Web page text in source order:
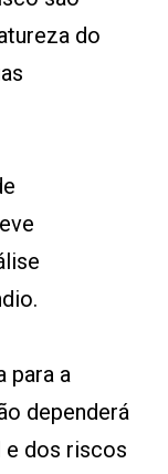
do
para a
dependerá
e dos riscos